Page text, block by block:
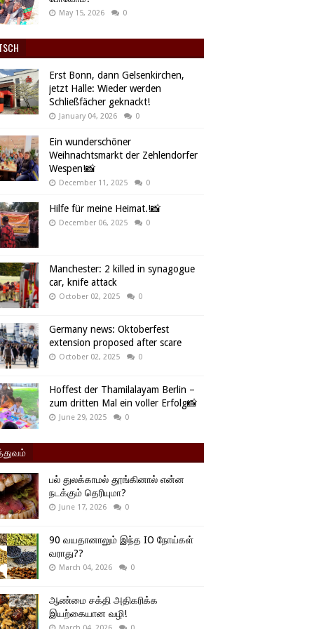
May 15, 2026 0
Erst Bonn, dann Gelsenkirchen,
jetzt Halle: Wieder werden
Schließfächer geknackt!
January 04, 2026 0
Ein wunderschöner
Weihnachtsmarkt der Zehlendorfer
Wespen!📸
December 11, 2025 0
Hilfe für meine Heimat.!📸
December 06, 2025 0
Manchester: 2 killed in synagogue
car, knife attack
October 02, 2025 0
Germany news: Oktoberfest
extension proposed after scare
October 02, 2025 0
Hoffest der Thamilalayam Berlin –
zum dritten Mal ein voller Erfolg📸
June 29, 2025 0
பல் துலக்காமல் தூங்கினால் என்ன
நடக்கும் தெரியுமா?
June 17, 2026 0
90 வயதானாலும் இந்த IO நோய்கள்
வராது??
March 04, 2026 0
ஆண்மை சக்தி அதிகரிக்க
இயற்கையான வழி!